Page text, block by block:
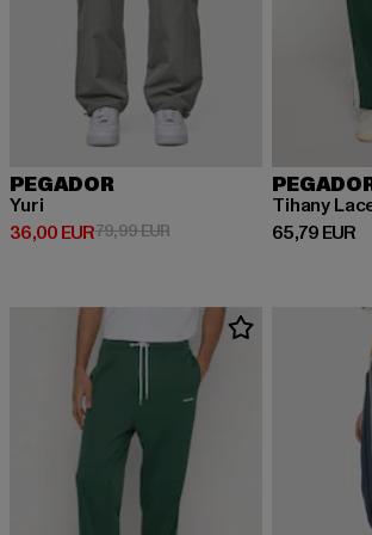
PEGADOR
Yuri
36,00 EUR
Derzeitiger Preis: 36,00 EUR
79,99 EURAktionspreis: 79,99 EUR
Tihany
65,79 EUR
Derzeitiger